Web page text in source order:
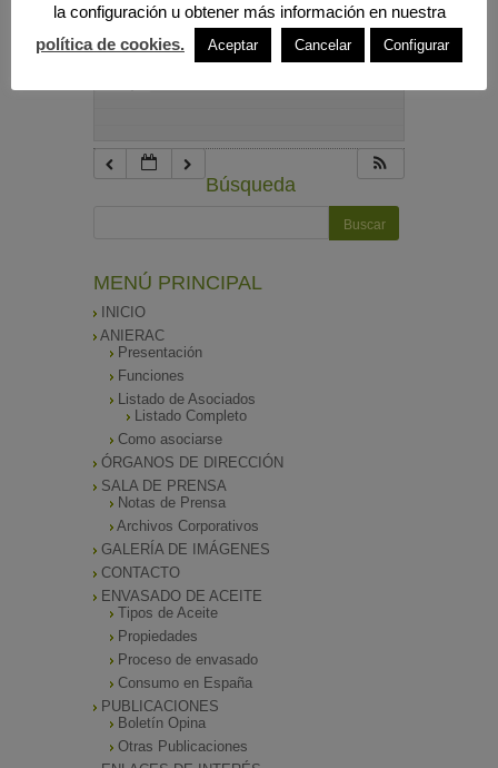
10:00 pm
Búsqueda
MENÚ PRINCIPAL
INICIO
ANIERAC
Presentación
Funciones
Listado de Asociados
Listado Completo
Como asociarse
ÓRGANOS DE DIRECCIÓN
SALA DE PRENSA
Notas de Prensa
Archivos Corporativos
GALERÍA DE IMÁGENES
CONTACTO
ENVASADO DE ACEITE
Tipos de Aceite
Propiedades
Proceso de envasado
Consumo en España
PUBLICACIONES
Boletín Opina
Otras Publicaciones
la configuración u obtener más información en nuestra
política de cookies.
Aceptar Cancelar Configurar